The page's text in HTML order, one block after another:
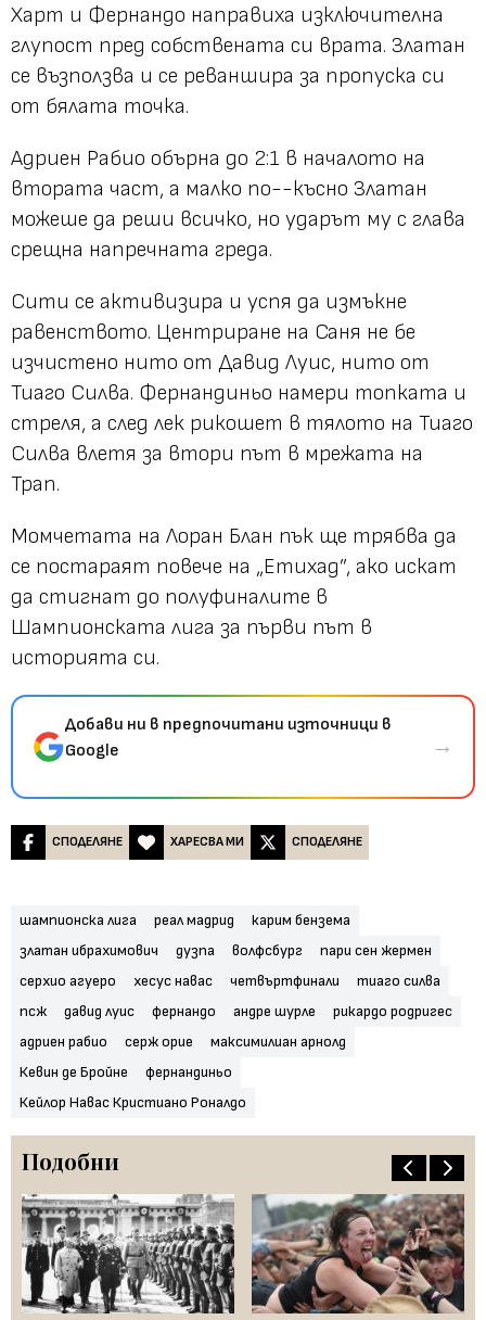
Харт и Фернандо направиха изключителна
глупост пред собствената си врата. Златан
се възползва и се реваншира за пропуска си
от бялата точка.
Адриен Рабио обърна до 2:1 в началото на
втората част, а малко по--късно Златан
можеше да реши всичко, но ударът му с глава
срещна напречната греда.
Сити се активизира и успя да измъкне
равенството. Центриране на Саня не бе
изчистено нито от Давид Луис, нито от
Тиаго Силва. Фернандиньо намери топката и
стреля, а след лек рикошет в тялото на Тиаго
Силва влетя за втори път в мрежата на
Трап.
Момчетата на Лоран Блан пък ще трябва да
се постараят повече на „Етихад”, ако искат
да стигнат до полуфиналите в
Шампионската лига за първи път в
историята си.
Добави ни в предпочитани източници в
Google
→
СПОДЕЛЯНЕ ХАРЕСВА МИ СПОДЕЛЯНЕ
шампионска лига реал мадрид
карим бензема
златан ибрахимович
дузпа волфсбург
пари сен жермен
серхио агуеро
хесус навас четвъртфинали
тиаго силва
псж
давид луис фернандо андре шурле
рикардо родригес
адриен рабио
серж орие
максимилиан арнолд
Кевин де Бройне
фернандиньо
Кейлор Навас Кристиано Роналдо
Подобни